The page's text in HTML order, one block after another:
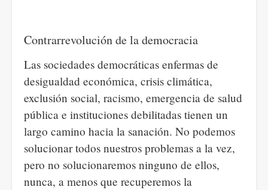
Contrarrevolución de la democracia
Las sociedades democráticas enfermas de
desigualdad económica, crisis climática,
exclusión social, racismo, emergencia de salud
pública e instituciones debilitadas tienen un
largo camino hacia la sanación. No podemos
solucionar todos nuestros problemas a la vez,
pero no solucionaremos ninguno de ellos,
nunca, a menos que recuperemos la